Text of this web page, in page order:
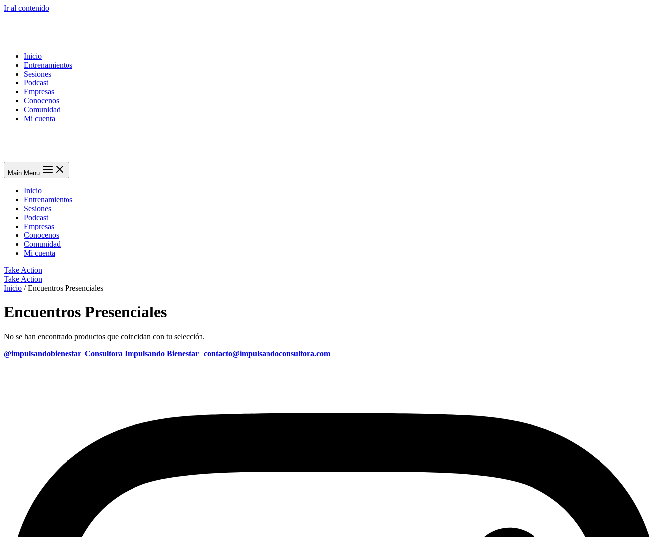
Ir al contenido
Inicio
Entrenamientos
Sesiones
Podcast
Empresas
Conocenos
Comunidad
Mi cuenta
Main Menu
Inicio
Entrenamientos
Sesiones
Podcast
Empresas
Conocenos
Comunidad
Mi cuenta
Take Action
Take Action
Inicio / Encuentros Presenciales
Encuentros Presenciales
No se han encontrado productos que coincidan con tu selección.
@impulsandobienestar| Consultora Impulsando Bienestar | contacto@impulsandoconsultora.com